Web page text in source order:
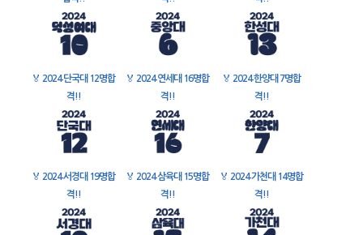
🏅 2024 단국대 12명합
격!!
🏅 2024 연세대 16명합
격!!
🏅 2024 한양대 7명합
격!!
🏅 2024 서경대 19명합
격!!
🏅 2024 삼육대 15명합
격!!
🏅 2024 가천대 14명합
격!!